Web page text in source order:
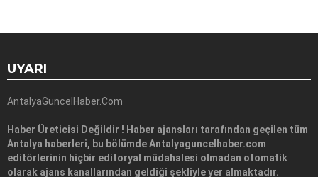
UYARI
AntalyaGuncelHaber.Com
Haber Üreticisi Değildir ! Haber ajansları tarafından geçilen tüm
Antalya haberleri, bu bölümde Antalyaguncelhaber.com
editörlerinin hiçbir editoryal müdahalesi olmadan otomatik
olarak ajans kanallarından geldiği şekliyle yer almaktadır.